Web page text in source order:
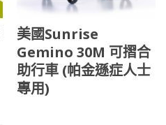
美國Sunrise
Gemino 30M 可摺合
助行車 (帕金遜症人士
專用)